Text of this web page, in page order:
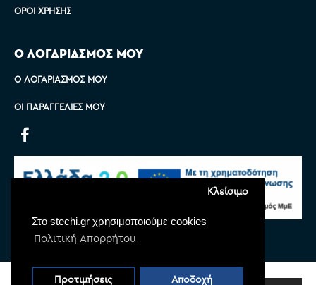
Στο stechi.gr χρησιμοποιούμε cookies
Πολιτική Απορρήτου
Κλείσιμο
Προτιμήσεις Αποδοχή
ΌΡΟΙ ΧΡΉΣΗΣ
Ο ΛΟΓΑΡΙΑΣΜΟΣ ΜΟΥ
Ο ΛΟΓΑΡΙΑΣΜΌΣ ΜΟΥ
ΟΙ ΠΑΡΑΓΓΕΛΊΕΣ ΜΟΥ
Copyright © 2022 Stechi, All Rights Reserved